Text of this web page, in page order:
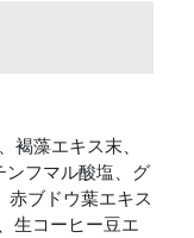
褐藻エキス末、
ンフマル酸塩、グ
赤ブドウ葉エキス
生コーヒー豆エ